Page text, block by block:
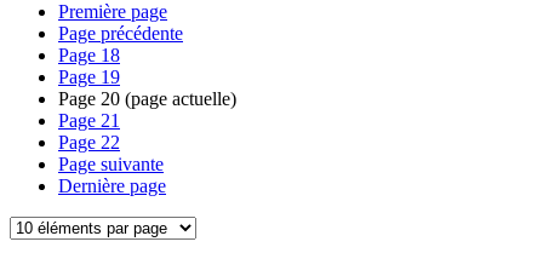
Première page
Page précédente
Page 18
Page 19
Page 20 (page actuelle)
Page 21
Page 22
Page suivante
Dernière page